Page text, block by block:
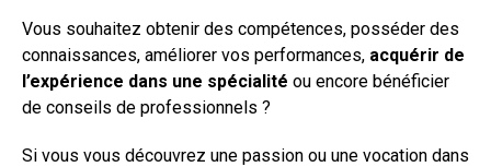
Vous souhaitez obtenir des compétences, posséder des
connaissances, améliorer vos performances, acquérir de
l’expérience dans une spécialité ou encore bénéficier
de conseils de professionnels ?
Si vous vous découvrez une passion ou une vocation dans